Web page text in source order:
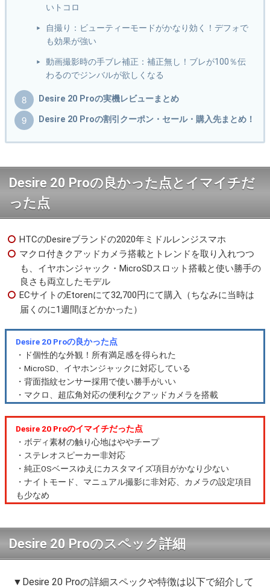
いトコロ
自撮り：ビューティーモードがかなり効く！デフォで
も効果が強い
動画撮影時の手ブレ補正：補正無し！ブレが100％伝
わるのでジンバルが欲しくなる
Desire 20 Proの実機レビューまとめ
Desire 20 Proの割引クーポン・セール・購入先まとめ！
Desire 20 Proの良かった点とイマイチだ
った点
HTCのDesireブランドの2020年ミドルレンジスマホ
マクロ付きクアッドカメラ搭載とトレンドを取り入れつつ
も、イヤホンジャック・MicroSDスロット搭載と使い勝手の
良さも両立したモデル
ECサイトのEtorenにて32,700円にて購入（ちなみに当時は
届くのに1週間ほどかかった）
Desire 20 Proの良かった点
・ド個性的な外観！所有満足感を得られた
・MicroSD、イヤホンジャックに対応している
・背面指紋センサー採用で使い勝手がいい
・マクロ、超広角対応の便利なクアッドカメラを搭載
Desire 20 Proのイマイチだった点
・ボディ素材の触り心地はややチープ
・ステレオスピーカー非対応
・純正OSベースゆえにカスタマイズ項目がかなり少ない
・ナイトモード、マニュアル撮影に非対応、カメラの設定項目
も少なめ
Desire 20 Proのスペック詳細
▼Desire 20 Proの詳細スペックや特徴は以下で紹介して